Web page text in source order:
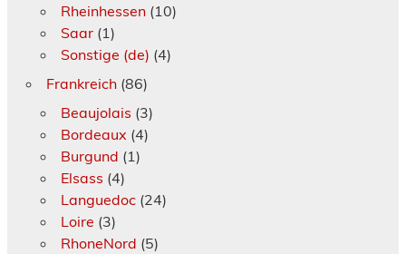
Rheinhessen(10)
Saar(1)
Sonstige (de) (4)
Frankreich(86)
Beaujolais (3)
Bordeaux (4)
Burgund (1)
Elsass (4)
Languedoc(24)
Loire (3)
RhoneNord (5)